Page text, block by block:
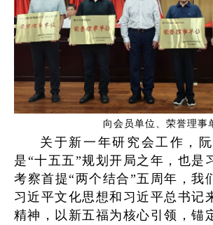
向会员单位、荣誉理事
关于新一年研究会工作，
是“十五五”规划开局之年，也是
考察首提“两个结合”五周年，我
习近平文化思想和习近平总书记
精神，以新五福为核心引领，锚